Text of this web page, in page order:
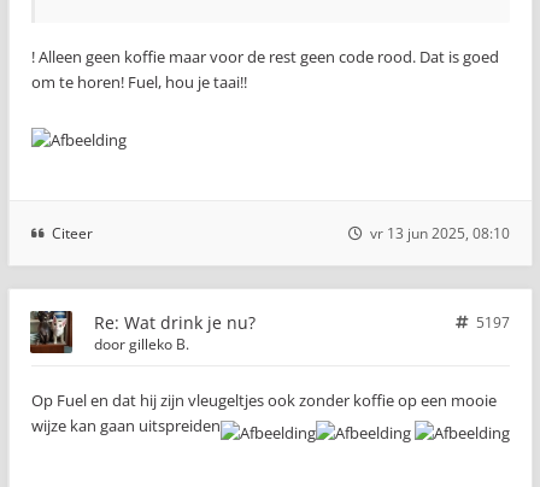
! Alleen geen koffie maar voor de rest geen code rood. Dat is goed
om te horen! Fuel, hou je taai!!
Citeer vr 13 jun 2025, 08:10
Re: Wat drink je nu?
5197
doorgilleko B.
Op Fuel en dat hij zijn vleugeltjes ook zonder koffie op een mooie
wijze kan gaan uitspreiden